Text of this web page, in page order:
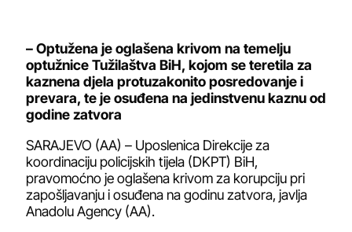
– Optužena je oglašena krivom na temelju
optužnice Tužilaštva BiH, kojom se teretila za
kaznena djela protuzakonito posredovanje i
prevara, te je osuđena na jedinstvenu kaznu od
godine zatvora
SARAJEVO (AA) – Uposlenica Direkcije za
koordinaciju policijskih tijela (DKPT) BiH,
pravomoćno je oglašena krivom za korupciju pri
zapošljavanju i osuđena na godinu zatvora, javlja
Anadolu Agency (AA).